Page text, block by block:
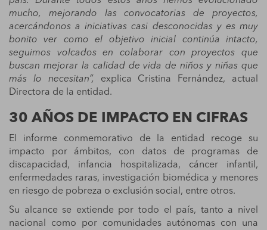
mucho, mejorando las convocatorias de proyectos,
acercándonos a iniciativas casi desconocidas y es muy
bonito ver como el objetivo inicial continúa intacto,
seguimos volcados en colaborar con proyectos que
buscan mejorar la calidad de vida de niños y niñas que
más lo necesitan”, explica Cristina Fernández, actual
Directora de la entidad.
30 AÑOS DE IMPACTO EN CIFRAS
El informe conmemorativo de la entidad recoge su
impacto por ámbitos, con datos de programas de
discapacidad, infancia hospitalizada, cáncer infantil,
enfermedades raras, investigación biomédica y menores
en riesgo de pobreza o exclusión social, entre otros.
Su alcance se extiende por todo el país, tanto a nivel
nacional como por comunidades autónomas con una